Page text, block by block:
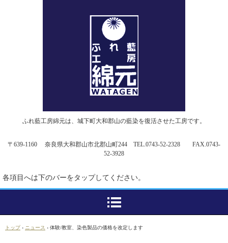
ふれ藍工房綿元は、城下町大和郡山の藍染を復活させた工房です。
〒639-1160 奈良県大和郡山市北郡山町244 TEL.0743-52-2328 FAX.0743-
52-3928
各項目へは下のバーをタップしてください。
トップ › ニュース › 体験/教室、染色製品の価格を改定します